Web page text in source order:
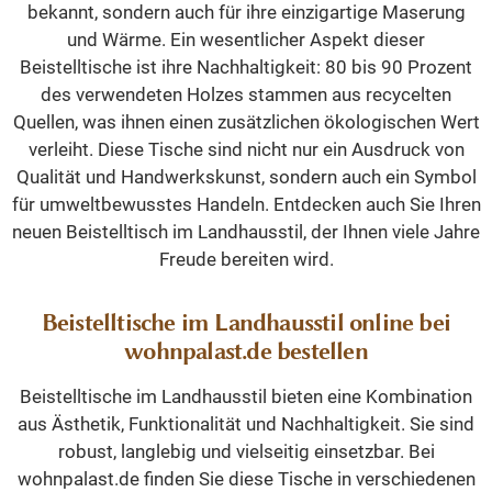
bekannt, sondern auch für ihre einzigartige Maserung
und Wärme. Ein wesentlicher Aspekt dieser
Beistelltische ist ihre Nachhaltigkeit: 80 bis 90 Prozent
des verwendeten Holzes stammen aus recycelten
Quellen, was ihnen einen zusätzlichen ökologischen Wert
verleiht. Diese Tische sind nicht nur ein Ausdruck von
Qualität und Handwerkskunst, sondern auch ein Symbol
für umweltbewusstes Handeln. Entdecken auch Sie Ihren
neuen Beistelltisch im Landhausstil, der Ihnen viele Jahre
Freude bereiten wird.
Beistelltische im Landhausstil online bei
wohnpalast.de bestellen
Beistelltische im Landhausstil bieten eine Kombination
aus Ästhetik, Funktionalität und Nachhaltigkeit. Sie sind
robust, langlebig und vielseitig einsetzbar. Bei
wohnpalast.de finden Sie diese Tische in verschiedenen